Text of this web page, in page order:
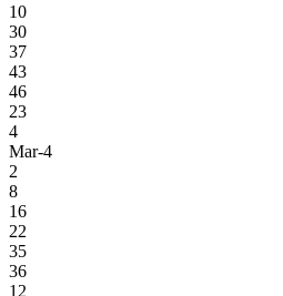
10
30
37
43
46
23
4
Mar-4
2
8
16
22
35
36
12